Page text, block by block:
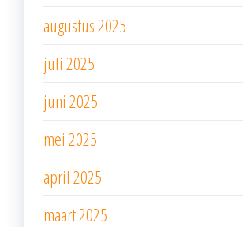
augustus 2025
juli 2025
juni 2025
mei 2025
april 2025
maart 2025